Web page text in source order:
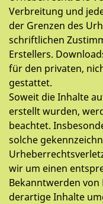
Verbreitung und
der Grenzen des
schriftlichen
Erstellers.
für den privaten,
gestattet.
Soweit die Inhalte
erstellt wurden,
beachtet.
solche
wir um einen
Bekanntwerden
derartige Inhalte